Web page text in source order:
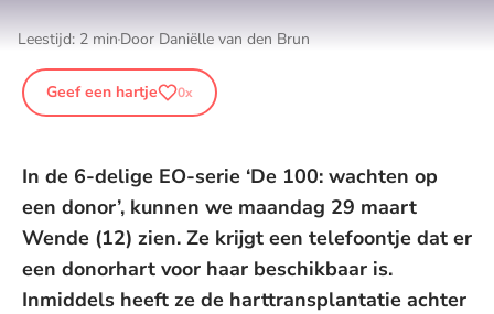
Leestijd: 2 min Door Daniëlle van den Brun
Geef een hartje 0x
In de 6-delige EO-serie ‘De 100: wachten op
een donor’, kunnen we maandag 29 maart
Wende (12) zien. Ze krijgt een telefoontje dat er
een donorhart voor haar beschikbaar is.
Inmiddels heeft ze de harttransplantatie achter